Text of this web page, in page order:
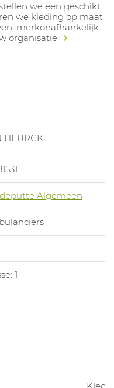
we een geschikt
we kleding op maat
merkonafhankelijk
organisatie.
HEURCK
Algemeen
1